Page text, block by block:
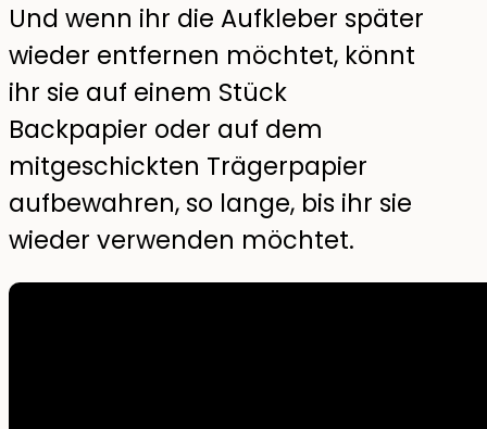
Und wenn ihr die Aufkleber später
wieder entfernen möchtet, könnt
ihr sie auf einem Stück
Backpapier oder auf dem
mitgeschickten Trägerpapier
aufbewahren, so lange, bis ihr sie
wieder verwenden möchtet.